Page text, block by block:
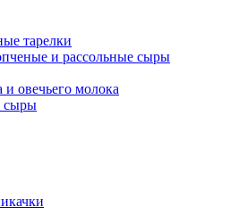
тарелки
и рассольные сыры
овечьего молока
сыры